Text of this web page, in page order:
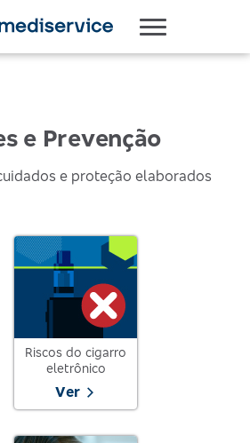
e Prevenção
e proteção elaborados
Riscos do cigarro
eletrônico
Ver